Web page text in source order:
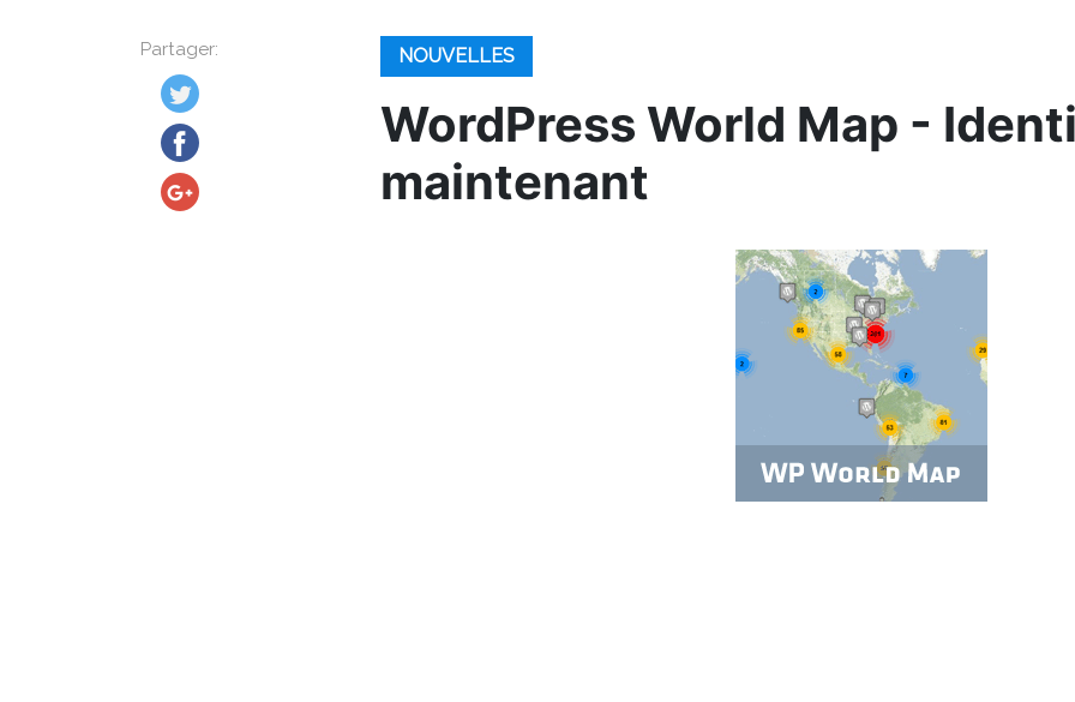
Partager: NOUVELLES
WordPress World Map -
maintenant